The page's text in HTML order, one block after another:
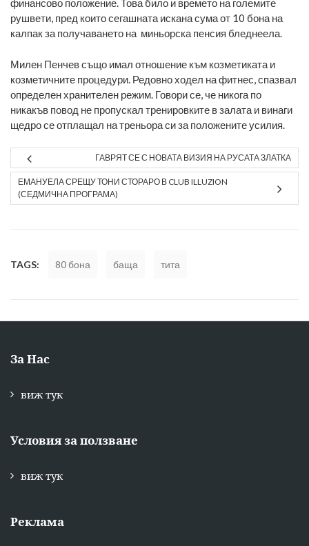
финансово положение. Това било и времето на големите
рушвети, пред които сегашната искана сума от 10 бона на
калпак за получаването на миньорска пенсия бледнеела.
Милен Пенчев също имал отношение към козметиката и
козметичните процедури. Редовно ходел на фитнес, спазвал
определен хранителен режим. Говори се, че никога по
никакъв повод не пропускал тренировките в залата и винаги
щедро се отплащал на треньора си за положените усилия.
ГАВРЯТ СЕ С НОВАТА ВИЗИЯ НА РУСАТА ЗЛАТКА
ЕМАНУЕЛА СРЕЩУ ТОНИ СТОРАРО В CLUB ILLUZION
(СЕДМИЧНА ПРОГРАМА)
TAGS: 80 бона баща тита
За Нас
виж тук
Условия за ползване
виж тук
Реклама